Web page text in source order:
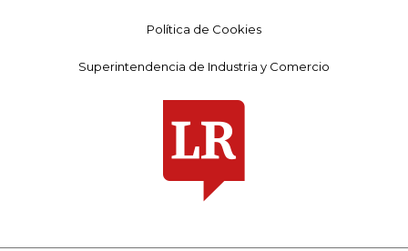
Política de Cookies
Superintendencia de Industria y Comercio